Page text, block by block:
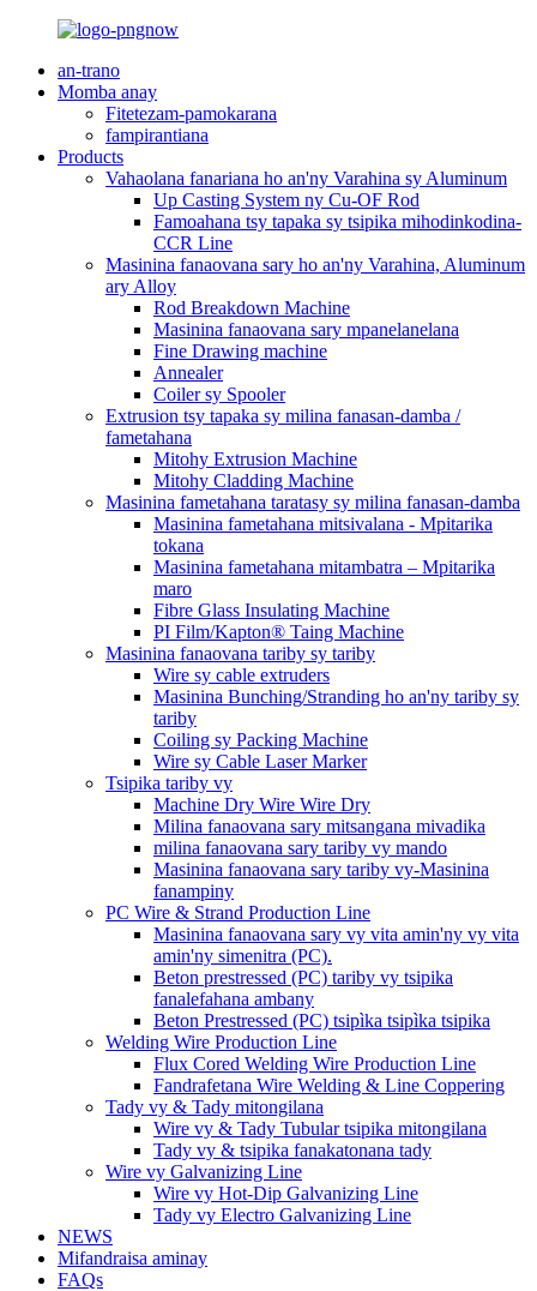
an-trano
Momba anay
Fitetezam-pamokarana
fampirantiana
Products
Vahaolana fanariana ho an'ny Varahina sy Aluminum
Up Casting System ny Cu-OF Rod
Famoahana tsy tapaka sy tsipika mihodinkodina-
CCR Line
Masinina fanaovana sary ho an'ny Varahina, Aluminum
ary Alloy
Rod Breakdown Machine
Masinina fanaovana sary mpanelanelana
Fine Drawing machine
Annealer
Coiler sy Spooler
Extrusion tsy tapaka sy milina fanasan-damba /
fametahana
Mitohy Extrusion Machine
Mitohy Cladding Machine
Masinina fametahana taratasy sy milina fanasan-damba
Masinina fametahana mitsivalana - Mpitarika
tokana
Masinina fametahana mitambatra – Mpitarika
maro
Fibre Glass Insulating Machine
PI Film/Kapton® Taing Machine
Masinina fanaovana tariby sy tariby
Wire sy cable extruders
Masinina Bunching/Stranding ho an'ny tariby sy
tariby
Coiling sy Packing Machine
Wire sy Cable Laser Marker
Tsipika tariby vy
Machine Dry Wire Wire Dry
Milina fanaovana sary mitsangana mivadika
milina fanaovana sary tariby vy mando
Masinina fanaovana sary tariby vy-Masinina
fanampiny
PC Wire & Strand Production Line
Masinina fanaovana sary vy vita amin'ny vy vita
amin'ny simenitra (PC).
Beton prestressed (PC) tariby vy tsipika
fanalefahana ambany
Beton Prestressed (PC) tsipìka tsipìka tsipika
Welding Wire Production Line
Flux Cored Welding Wire Production Line
Fandrafetana Wire Welding & Line Coppering
Tady vy & Tady mitongilana
Wire vy & Tady Tubular tsipika mitongilana
Tady vy & tsipika fanakatonana tady
Wire vy Galvanizing Line
Wire vy Hot-Dip Galvanizing Line
Tady vy Electro Galvanizing Line
NEWS
Mifandraisa aminay
FAQs